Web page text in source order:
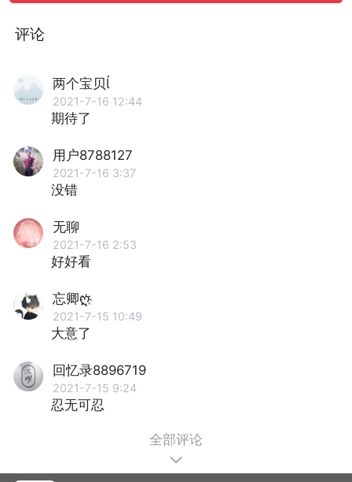
评论
两个宝贝
2021-7-16 12:44
期待了
用户8788127
2021-7-16 3:37
没错
无聊
2021-7-16 2:53
好好看
忘卿ღ҉
2021-7-15 10:49
大意了
回忆录8896719
2021-7-15 9:24
忍无可忍
全部评论